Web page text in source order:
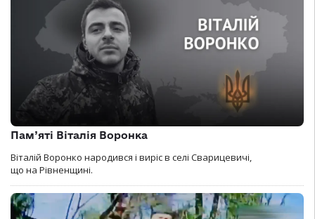
Пам’яті Віталія Воронка
Віталій Воронко народився і виріс в селі Сварицевичі,
що на Рівненщині.